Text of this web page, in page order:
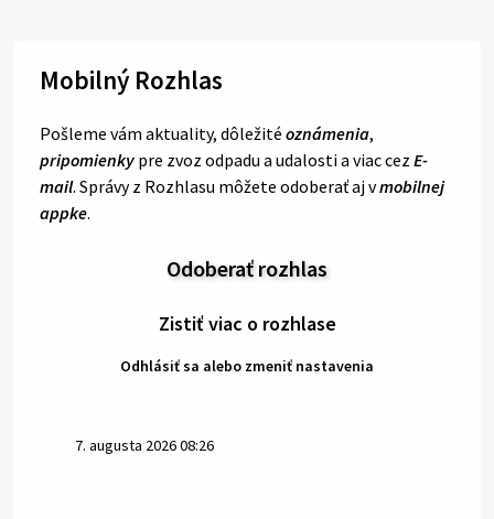
Mobilný Rozhlas
Pošleme vám aktuality, dôležité oznámenia,
pripomienky pre zvoz odpadu a udalosti a viac cez E-
mail. Správy z Rozhlasu môžete odoberať aj vmobilnej
appke.
Odoberať rozhlas
Zistiť viac o rozhlase
Odhlásiť sa alebo zmeniť nastavenia
7. augusta 2026 08:26